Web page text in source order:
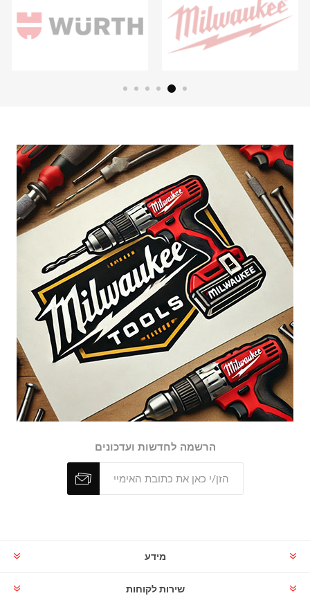
הרשמה לחדשות ועדכונים
מידע
שירות לקוחות